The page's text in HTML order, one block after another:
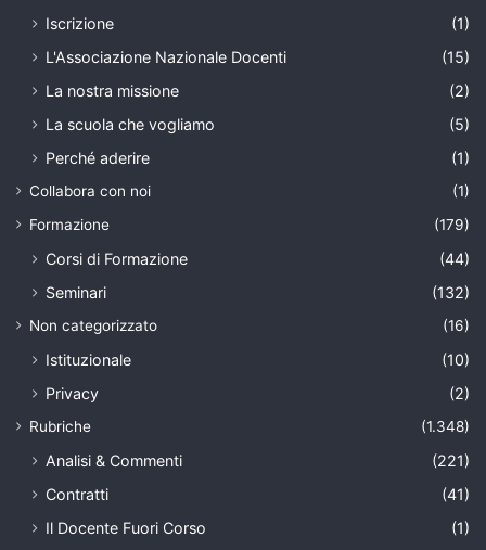
Iscrizione
(1)
L'Associazione Nazionale Docenti
(15)
La nostra missione
(2)
La scuola che vogliamo
(5)
Perché aderire
(1)
Collabora con noi
(1)
Formazione
(179)
Corsi di Formazione
(44)
Seminari
(132)
Non categorizzato (16)
Istituzionale
(10)
Privacy
(2)
Rubriche (1.348)
Analisi & Commenti
(221)
Contratti
(41)
Il Docente Fuori Corso
(1)